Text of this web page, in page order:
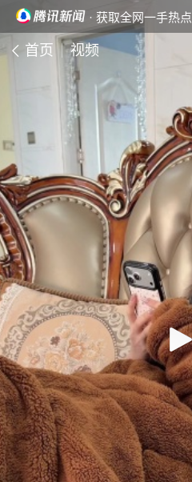
· 获取全网一手热点
首页 视频